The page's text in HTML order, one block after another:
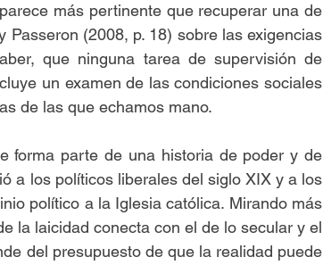
más pertinente que recuperar una de
(2008, p. 18) sobre las exigencias
que ninguna tarea de supervisión de
un examen de las condiciones sociales
de las que echamos mano.
forma parte de una historia de poder y de
a los políticos liberales del siglo XIX y a los
político a la Iglesia católica. Mirando más
la laicidad conecta con el de lo secular y el
del presupuesto de que la realidad puede